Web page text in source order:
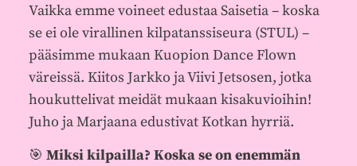
Vaikka emme voineet edustaa Saisetia – koska
se ei ole virallinen kilpatanssiseura (STUL) –
pääsimme mukaan Kuopion Dance Flown
väreissä. Kiitos Jarkko ja Viivi Jetsosen, jotka
houkuttelivat meidät mukaan kisakuvioihin!
Juho ja Marjaana edustivat Kotkan hyrriä.
🎯 Miksi kilpailla? Koska se on enemmän